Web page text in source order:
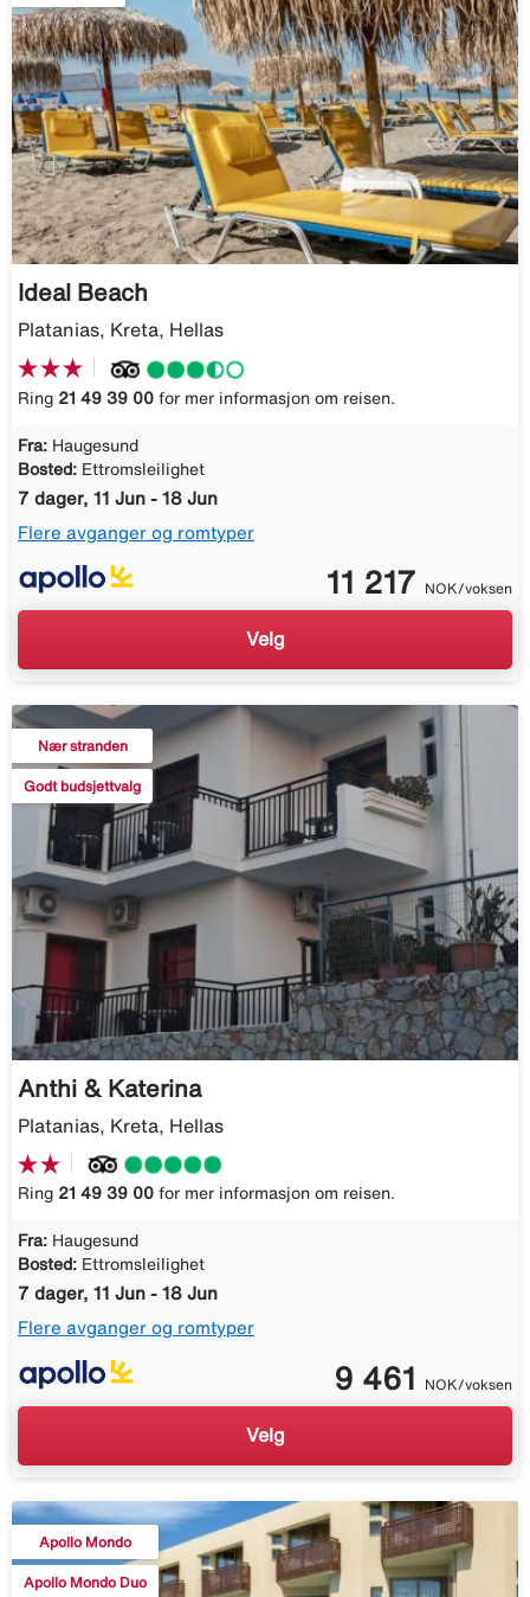
Ideal Beach
Platanias, Kreta, Hellas
Ring 21 49 39 00 for mer informasjon om reisen.
Fra: Haugesund
Bosted: Ettromsleilighet
7 dager, 11 Jun - 18 Jun
Flere avganger og romtyper
11 217 NOK/voksen
Velg
Nær stranden
Godt budsjettvalg
Anthi & Katerina
Platanias, Kreta, Hellas
Ring 21 49 39 00 for mer informasjon om reisen.
Fra: Haugesund
Bosted: Ettromsleilighet
7 dager, 11 Jun - 18 Jun
Flere avganger og romtyper
9 461 NOK/voksen
Velg
Apollo Mondo
Apollo Mondo Duo